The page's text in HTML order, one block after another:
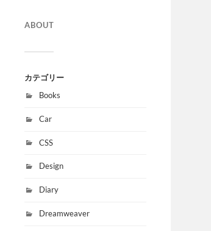
ABOUT
カテゴリー
Books
Car
CSS
Design
Diary
Dreamweaver